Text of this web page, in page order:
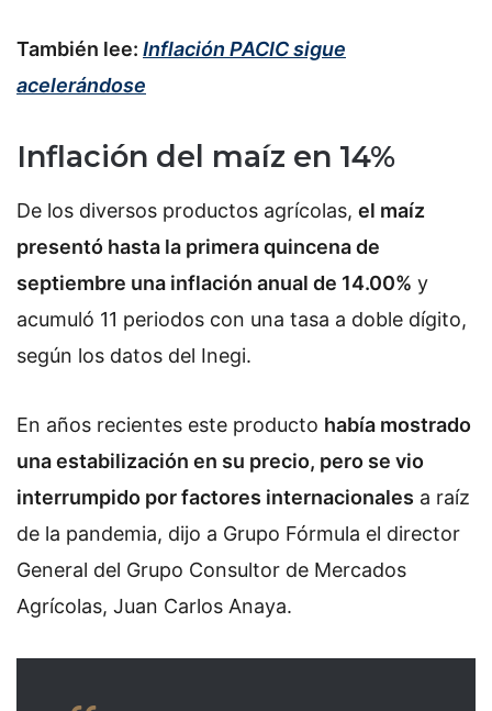
También lee: Inflación PACIC sigue
acelerándose
Inflación del maíz en 14%
De los diversos productos agrícolas, el maíz
presentó hasta la primera quincena de
septiembre una inflación anual de 14.00% y
acumuló 11 periodos con una tasa a doble dígito,
según los datos del Inegi.
En años recientes este producto había mostrado
una estabilización en su precio, pero se vio
interrumpido por factores internacionales a raíz
de la pandemia, dijo a Grupo Fórmula el director
General del Grupo Consultor de Mercados
Agrícolas, Juan Carlos Anaya.